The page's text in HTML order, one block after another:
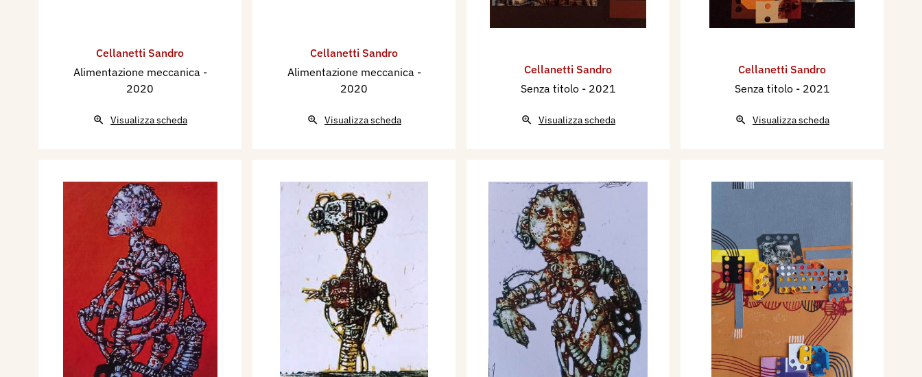
Cellanetti Sandro
Alimentazione meccanica -
2020
Visualizza scheda
Cellanetti Sandro
Alimentazione meccanica -
2020
Visualizza scheda
Cellanetti Sandro
Senza titolo - 2021
Visualizza scheda
Cellanetti Sandro
Senza titolo - 2021
Visualizza scheda